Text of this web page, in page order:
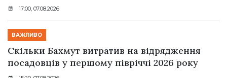
17:00, 07.08.2026
ВАЖЛИВО
Скільки Бахмут витратив на відрядження
посадовців у першому півріччі 2026 року